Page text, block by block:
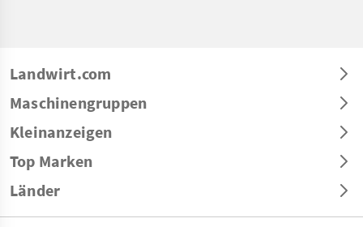
Landwirt.com
Maschinengruppen
Kleinanzeigen
Top Marken
Länder